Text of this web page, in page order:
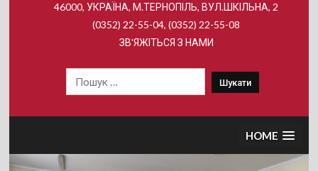
46000, УКРАЇНА, М.ТЕРНОПІЛЬ, ВУЛ.ШКІЛЬНА, 2
(0352) 22-55-04, (0352) 22-55-08
ЗВ'ЯЖІТЬСЯ З НАМИ
HOME